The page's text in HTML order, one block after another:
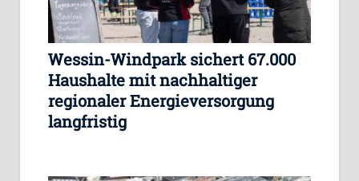
Wessin-Windpark sichert 67.000
Haushalte mit nachhaltiger
regionaler Energieversorgung
langfristig